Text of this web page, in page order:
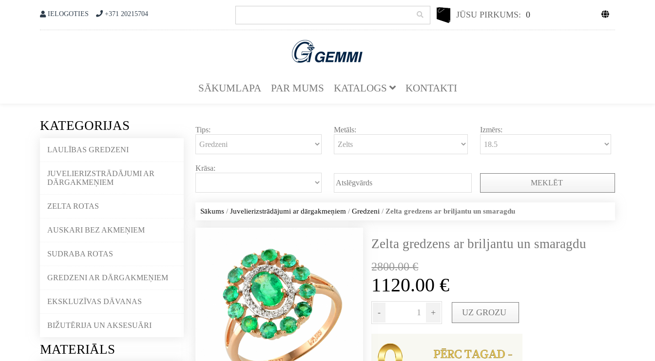
IELOGOTIES +371 20215704 JŪSU PIRKUMS: 0
SĀKUMLAPA PAR MUMS KATALOGS KONTAKTI
KATEGORIJAS
LAULĪBAS GREDZENI
JUVELIERIZSTRĀDĀJUMI AR
DĀRGAKMEŅIEM
ZELTA ROTAS
AUSKARI BEZ AKMEŅIEM
SUDRABA ROTAS
GREDZENI AR DĀRGAKMEŅIEM
EKSKLUZĪVAS DĀVANAS
BIŽUTĒRIJA UN AKSESUĀRI
MATERIĀLS
Tips: Metāls: Izmērs:
Krāsa:
MEKLĒT
Sākums/ Juvelierizstrādājumi ar dārgakmeņiem / Gredzeni / Zelta gredzens ar briljantu un smaragdu
Zelta gredzens ar briljantu un smaragdu
2800.00€
1120.00€
- + UZ GROZU